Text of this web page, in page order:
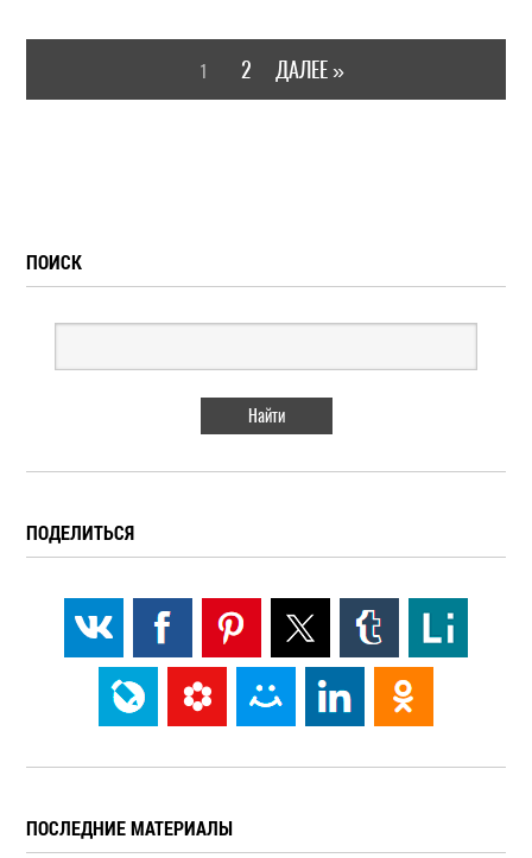
1 2 ДАЛЕЕ »
ПОИСК
ПОДЕЛИТЬСЯ
ПОСЛЕДНИЕ МАТЕРИАЛЫ